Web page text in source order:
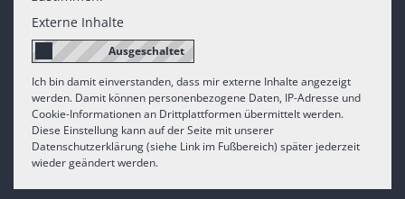
Externe Inhalte
Ich bin damit einverstanden, dass mir externe Inhalte angezeigt
werden. Damit können personenbezogene Daten, IP-Adresse und
Cookie-Informationen an Drittplattformen übermittelt werden.
Diese Einstellung kann auf der Seite mit unserer
Datenschutzerklärung (siehe Link im Fußbereich) später jederzeit
wieder geändert werden.